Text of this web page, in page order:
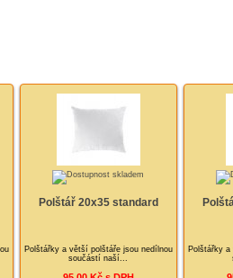
Polštář 20x35 standard
Polštářky a větší polštáře jsou nedílnou
součástí naší...
Polštářky a